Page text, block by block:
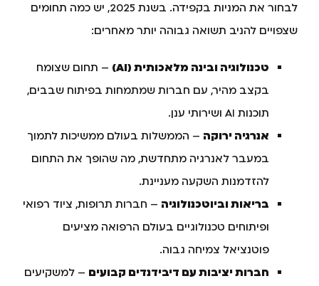
לבחור את המניות בקפידה. בשנת 2025, יש כמה תחומים
שצפויים להניב תשואה גבוהה יותר מאחרים:
טכנולוגיה ובינה מלאכותית (AI)
– תחום שצומח
בקצב מהיר, עם חברות שמתמחות בפיתוח שבבים,
תוכנות AI ושירותי ענן.
אנרגיה ירוקה – הממשלות בעולם ממשיכות לתמוך
במעבר לאנרגיה מתחדשת, מה שהופך את התחום
להזדמנות השקעה מעניינת.
בריאות וביוטכנולוגיה – חברות תרופות, ציוד רפואי
ופיתוחים טכנולוגיים בעולם הרפואה מציעים
פוטנציאל צמיחה גבוה.
חברות יציבות עם דיבידנדים קבועים – למשקיעים